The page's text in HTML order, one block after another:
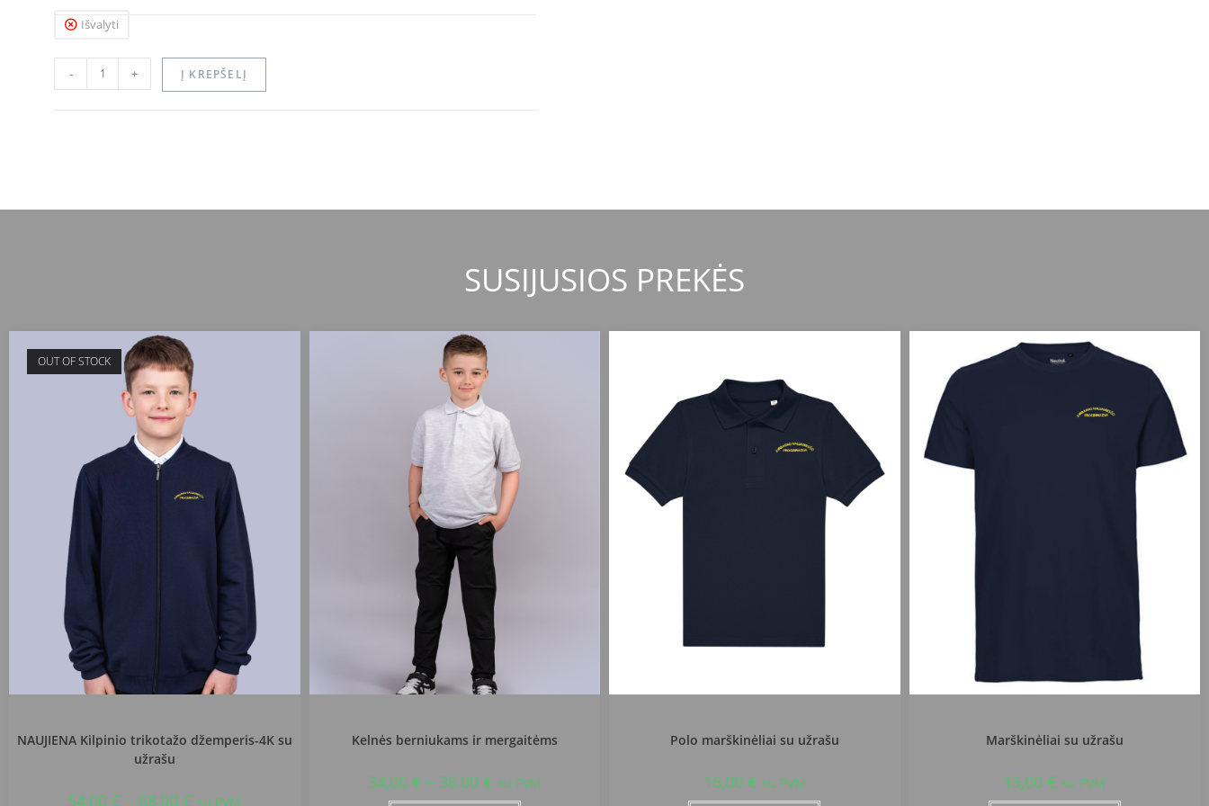
Išvalyti
- + Į KREPŠELĮ
SUSIJUSIOS PREKĖS
OUT OF STOCK
NAUJIENA Kilpinio trikotažo džemperis-4K su
užrašu
54,00€ – 68,00€ su PVM
Kelnės berniukams ir mergaitėms
34,00 € – 36,00 € su PVM
Polo marškinėliai su užrašu
16,00 € su PVM
Marškinėliai su užrašu
15,00€ su PVM